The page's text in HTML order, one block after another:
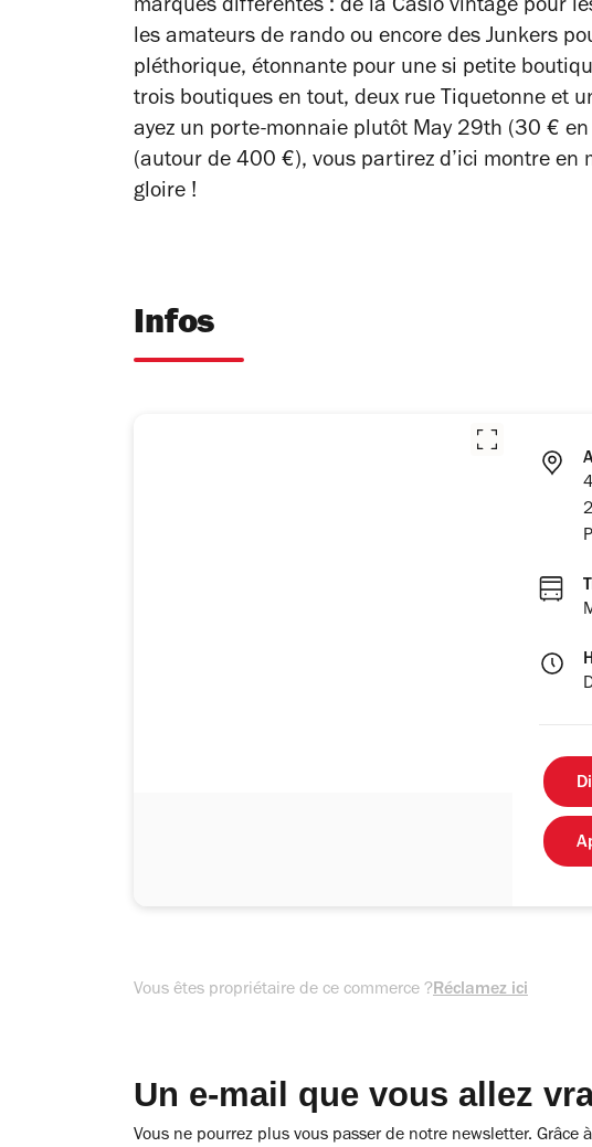
marques différentes : de la Casio vintage pour
les amateurs de rando ou encore des Junkers
pléthorique, étonnante pour une si petite
trois boutiques en tout, deux rue Tiquetonne et
ayez un porte-monnaie plutôt May 29th (30 €
(autour de 400 €), vous partirez d’ici montre en
gloire !
Infos
Vous êtes propriétaire de ce commerce ?Réclamez ici
Un e-mail que vous allez
Vous ne pourrez plus vous passer de notre newsletter. Grâce